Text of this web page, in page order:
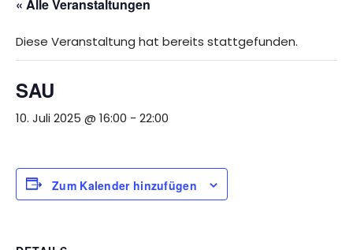
« Alle Veranstaltungen
Diese Veranstaltung hat bereits stattgefunden.
SAU
10. Juli 2025 @ 16:00 - 22:00
Zum Kalender hinzufügen